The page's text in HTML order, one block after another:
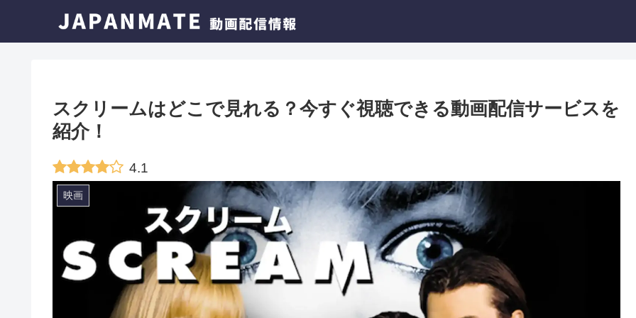
スクリームはどこで見れる？今すぐ視聴できる動画配信サービスを
紹介！
4.1
映画